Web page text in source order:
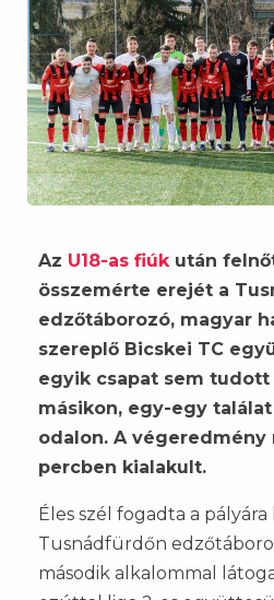
Az U18-as fiúk után
összemérte erejét a
edzőtáborozó, magyar
szereplő Bicskei TC
egyik csapat sem
másikon, egy-egy
odalon. A végeredmény
percben kialakult.
Éles szél fogadta a
Tusnádfürdőn
második alkalommal